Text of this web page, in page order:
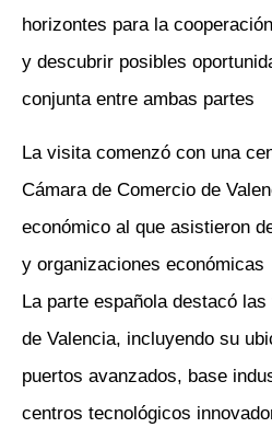
horizontes para la
y descubrir posibles
conjunta entre ambas partes
La visita comenzó con una
Cámara de Comercio de
económico al que asistieron
y organizaciones económicas
La parte española destacó
de Valencia, incluyendo su
puertos avanzados, base
centros tecnológicos